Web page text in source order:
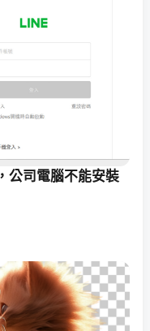
公司電腦不能安裝